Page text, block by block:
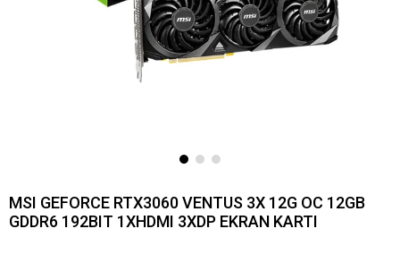
MSI GEFORCE RTX3060 VENTUS 3X 12G OC 12GB
GDDR6 192BIT 1XHDMI 3XDP EKRAN KARTI